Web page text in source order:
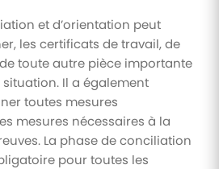
et d’orientation peut
les certificats de travail, de
toute autre pièce importante
situation. Il a également
toutes mesures
mesures nécessaires à la
La phase de conciliation
pour toutes les